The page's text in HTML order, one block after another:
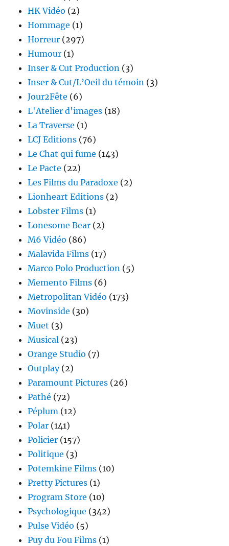
HK Vidéo (2)
Hommage (1)
Horreur (297)
Humour (1)
Inser & Cut Production (3)
Inser & Cut/L’Oeil du témoin (3)
Jour2Fête (6)
L'Atelier d'images (18)
La Traverse (1)
LCJ Editions (76)
Le Chat qui fume (143)
Le Pacte (22)
Les Films du Paradoxe (2)
Lionheart Editions (2)
Lobster Films (1)
Lonesome Bear (2)
M6 Vidéo (86)
Malavida Films (17)
Marco Polo Production (5)
Memento Films (6)
Metropolitan Vidéo (173)
Movinside (30)
Muet (3)
Musical (23)
Orange Studio (7)
Outplay(2)
Paramount Pictures (26)
Pathé (72)
Péplum (12)
Polar (141)
Policier (157)
Politique (3)
Potemkine Films (10)
Pretty Pictures (1)
Program Store (10)
Psychologique (342)
Pulse Vidéo (5)
Puy du Fou Films (1)